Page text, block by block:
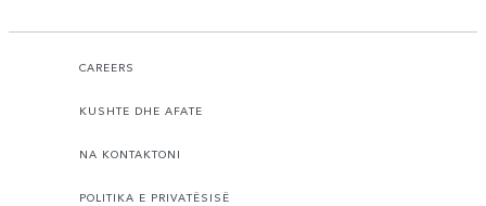
CAREERS
KUSHTE DHE AFATE
NA KONTAKTONI
POLITIKA E PRIVATËSISË